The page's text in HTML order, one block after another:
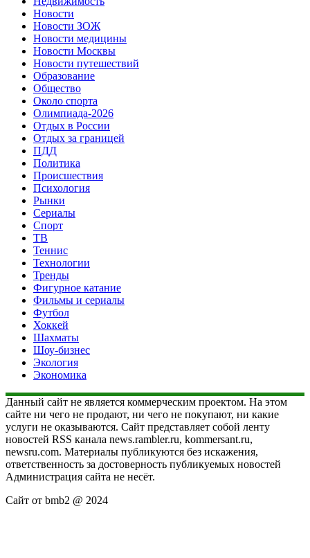
Новости
Новости ЗОЖ
Новости медицины
Новости Москвы
Новости путешествий
Образование
Общество
Около спорта
Олимпиада-2026
Отдых в России
Отдых за границей
ПДД
Политика
Происшествия
Психология
Рынки
Сериалы
Спорт
ТВ
Теннис
Технологии
Тренды
Фигурное катание
Фильмы и сериалы
Футбол
Хоккей
Шахматы
Шоу-бизнес
Экология
Экономика
Данный сайт не является коммерческим проектом. На этом
сайте ни чего не продают, ни чего не покупают, ни какие
услуги не оказываются. Сайт представляет собой ленту
новостей RSS канала news.rambler.ru, kommersant.ru,
newsru.com. Материалы публикуются без искажения,
ответственность за достоверность публикуемых новостей
Администрация сайта не несёт.
Сайт от bmb2 @ 2024